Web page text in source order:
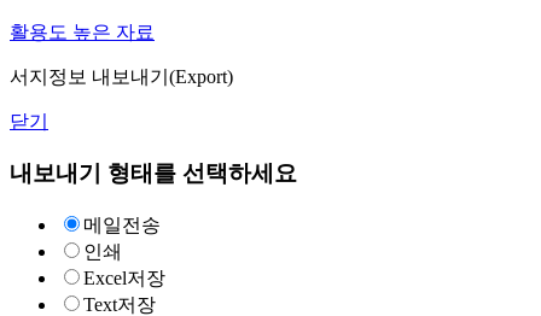
활용도 높은 자료
서지정보 내보내기(Export)
닫기
내보내기 형태를 선택하세요
메일전송
인쇄
Excel저장
Text저장